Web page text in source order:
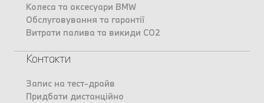
Колеса та аксесуари BMW
Обслуговування та гарантії
Витрати палива та викиди CO2
Контакти
Запис на тест-драйв
Придбати дистанційно